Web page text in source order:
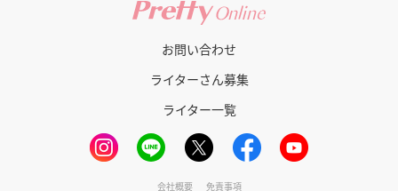
お問い合わせ
ライターさん募集
ライター一覧
会社概要 免責事項